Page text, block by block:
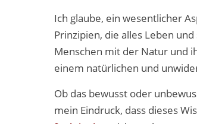
Ich glaube, ein wesentlicher
Prinzipien, die alles Leben
Menschen mit der Natur und
einem natürlichen und
Ob das bewusst oder
mein Eindruck, dass dieses